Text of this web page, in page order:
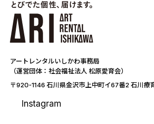
アートレンタルいしかわ事務局
（運営団体：社会福祉法人 松原愛育会）
〒920-1146 石川県金沢市上中町イ67番2 石川療
Instagram